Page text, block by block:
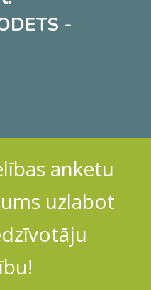
-
anketu
uzlabot